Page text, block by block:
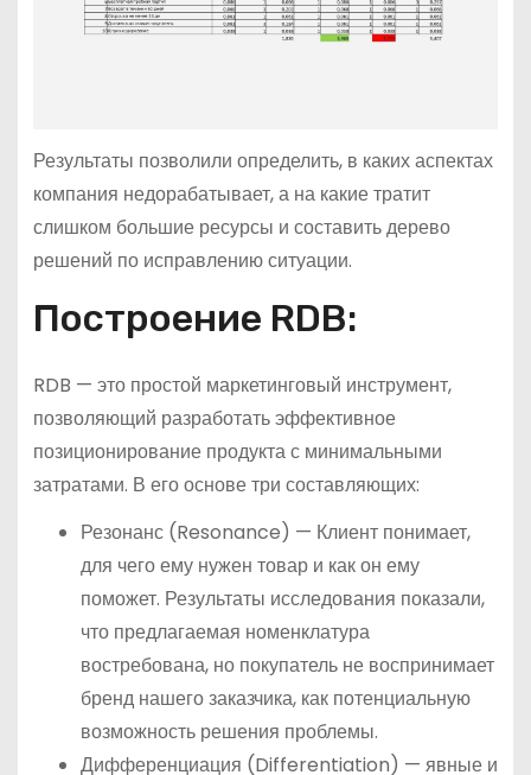
Результаты позволили определить, в каких аспектах
компания недорабатывает, а на какие тратит
слишком большие ресурсы и составить дерево
решений по исправлению ситуации.
Построение RDB:
RDB — это простой маркетинговый инструмент,
позволяющий разработать эффективное
позиционирование продукта с минимальными
затратами. В его основе три составляющих:
Резонанс (Resonance) — Клиент понимает,
для чего ему нужен товар и как он ему
поможет. Результаты исследования показали,
что предлагаемая номенклатура
востребована, но покупатель не воспринимает
бренд нашего заказчика, как потенциальную
возможность решения проблемы.
Дифференциация (Differentiation) — явные и